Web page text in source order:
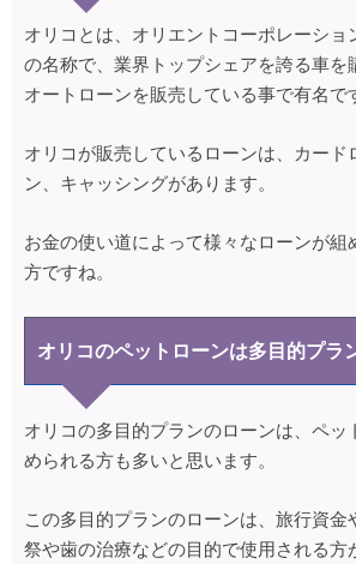
オリコとは、オリエントコーポレーショ
の名称で、業界トップシェアを誇る車を
オートローンを販売している事で有名で
オリコが販売しているローンは、カード
ン、キャッシングがあります。
お金の使い道によって様々なローンが組
方ですね。
オリコのペットローンは多目的プラ
オリコの多目的プランのローンは、ペッ
められる方も多いと思います。
この多目的プランのローンは、旅行資
祭や歯の治療などの目的で使用される方